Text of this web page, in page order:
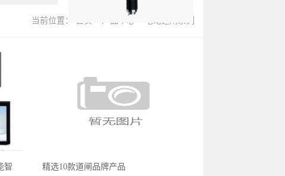
当前位置：
智 精选10款道闸品牌产品